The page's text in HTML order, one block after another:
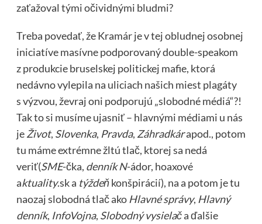
zaťažoval tými očividnými bludmi?
Treba povedať, že Kramár je v tej obludnej osobnej
iniciatíve masívne podporovaný double-speakom
z produkcie bruselskej politickej mafie, ktorá
nedávno vylepila na uliciach našich miest plagáty
s výzvou, ževraj oni podporujú „slobodné médiá“?!
Tak to si musíme ujasniť – hlavnými médiami u nás
jeŽivot, Slovenka, Pravda, Záhradkárapod., potom
tu máme extrémne žltú tlač, ktorej sa nedá
veriť(SME-čka, denník N-ádor, hoaxové
aktuality.sk a týždeňkonšpirácií), na a potom je tu
naozaj slobodná tlač ako Hlavné správy, Hlavný
denník, InfoVojna, Slobodný vysielača ďalšie